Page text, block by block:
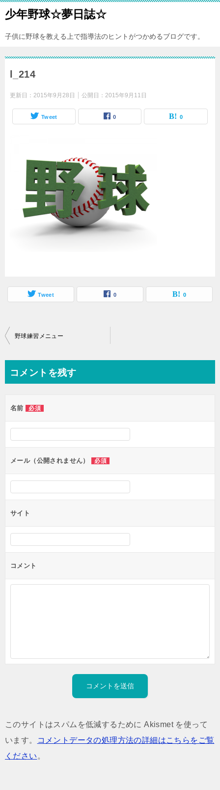
少年野球☆夢日誌☆
子供に野球を教える上で指導法のヒントがつかめるブログです。
l_214
更新日： 2015年9月28日 公開日： 2015年9月11日
Tweet 0 0
Tweet 0 0
投
ビ
ー
シ
ン
野球練習メニュー
コメントを残す
名前 必須
メール（公開されません） 必須
サイト
コメント
このサイトはスパムを低減するために Akismet を使って
います。
コメントデータの処理方法の詳細はこちらをご覧
ください 。